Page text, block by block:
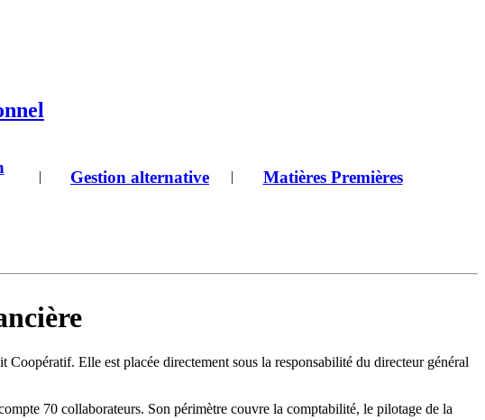
| Gestion alternative | Matières Premières
Elle est placée directement sous la responsabilité du directeur général
70 collaborateurs. Son périmètre couvre la comptabilité, le pilotage de la